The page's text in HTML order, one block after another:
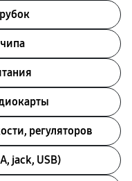
регуляторов
jack, USB)